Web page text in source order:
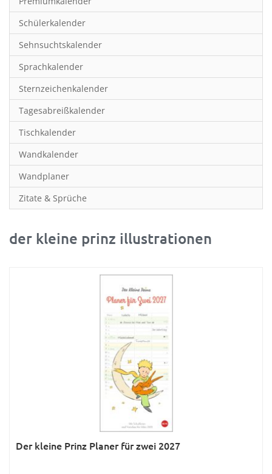
Inspiration & Spiritualität
Kinderkalender
Kunst
Länder & Städte
Landschaft & Natur
Lifestyle
Literatur
Manga & Animé
Neutrale Kalender
Partner- & Wandplaner
Planung & Organisation
Sternzeichen & Mond
Was ist was; Städte
Schülerkalender
Sehnsuchtskalender
Sprachkalender
Sternzeichenkalender
Tagesabreißkalender
Tischkalender
Wandkalender
Wandplaner
Zitate & Sprüche
der kleine prinz illustrationen
Der kleine Prinz Planer für zwei 2027